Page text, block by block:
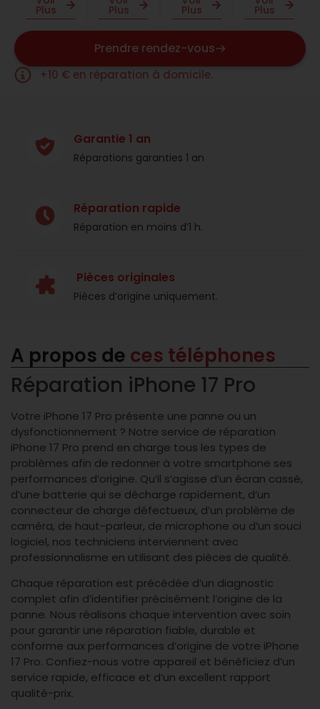
Plus Plus Plus Plus
Prendre rendez-vous
+10 € en réparation à domicile.
Garantie 1 an
Réparations garanties 1 an​
Réparation rapide
Réparation en moins d’1 h.​
Pièces originales
Pièces d’origine uniquement.​
A propos de ces téléphones
Réparation iPhone 17 Pro
Votre iPhone 17 Pro présente une panne ou un
dysfonctionnement ? Notre service de réparation
iPhone 17 Pro prend en charge tous les types de
problèmes afin de redonner à votre smartphone ses
performances d’origine. Qu’il s’agisse d’un écran cassé,
d’une batterie qui se décharge rapidement, d’un
connecteur de charge défectueux, d’un problème de
caméra, de haut-parleur, de microphone ou d’un souci
logiciel, nos techniciens interviennent avec
professionnalisme en utilisant des pièces de qualité.
Chaque réparation est précédée d’un diagnostic
complet afin d’identifier précisément l’origine de la
panne. Nous réalisons chaque intervention avec soin
pour garantir une réparation fiable, durable et
conforme aux performances d’origine de votre iPhone
17 Pro. Confiez-nous votre appareil et bénéficiez d’un
service rapide, efficace et d’un excellent rapport
qualité-prix.